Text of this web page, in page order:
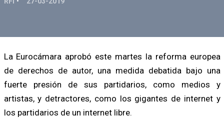
La Eurocámara aprobó este martes la reforma europea
de derechos de autor, una medida debatida bajo una
fuerte presión de sus partidarios, como medios y
artistas, y detractores, como los gigantes de internet y
los partidarios de un internet libre.